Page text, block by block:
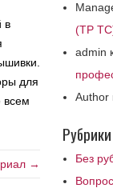
в
для
всем
→
(ТР
admin
Author
Рубрики
Без